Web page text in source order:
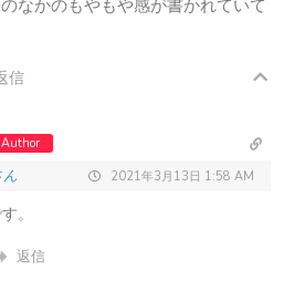
なかのもやもや感が書かれていて
信
Author
ん 2021年3月13日 1:58 AM
。
返信